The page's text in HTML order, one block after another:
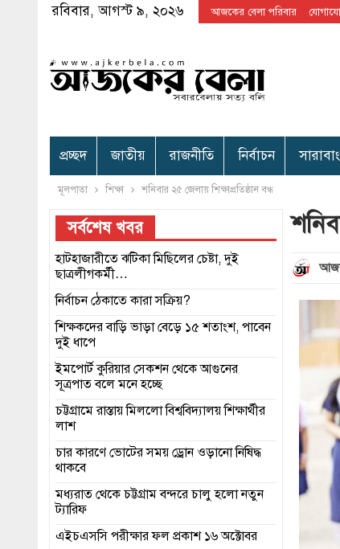
রবিবার, আগস্ট ৯, ২০২৬ আজকের বেলা পরিবার
প্রচ্ছদ জাতীয় রাজনীতি নির্বাচন
মূলপাতা শিক্ষা শনিবার ২৫ জেলায় শিক্ষাপ্রতিষ্ঠান বন্ধ
সর্বশেষ খবর
হাটহাজারীতে ঝটিকা মিছিলের চেষ্টা, দুই
ছাত্রলীগকর্মী…
নির্বাচন ঠেকাতে কারা সক্রিয়?
শিক্ষকদের বাড়ি ভাড়া বেড়ে ১৫ শতাংশ, পাবেন
দুই ধাপে
ইমপোর্ট কুরিয়ার সেকশন থেকে আগুনের
সূত্রপাত বলে মনে হচ্ছে
চট্টগ্রামে রাস্তায় মিললো বিশ্ববিদ্যালয় শিক্ষার্থীর
লাশ
চার কারণে ভোটের সময় ড্রোন ওড়ানো নিষিদ্ধ
থাকবে
মধ্যরাত থেকে চট্টগ্রাম বন্দরে চালু হলো নতুন
ট্যারিফ
এইচএসসি পরীক্ষার ফল প্রকাশ ১৬ অক্টোবর